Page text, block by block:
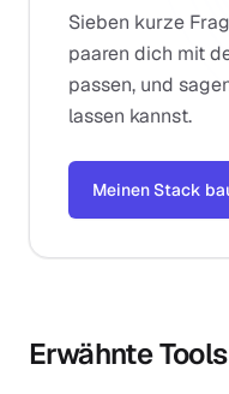
Sieben kurze
paaren dich mit
passen, und
lassen kannst.
Meinen Stack
Erwähnte Tools